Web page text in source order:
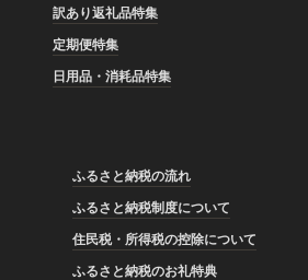
訳あり返礼品特集
定期便特集
日用品・消耗品特集
ふるさと納税の流れ
ふるさと納税制度について
住民税・所得税の控除について
ふるさと納税のお礼特典